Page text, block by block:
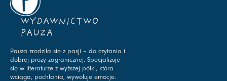
WYDAWNICTWO
PAUZA
Pauza zrodziła się z pasji – do czytania i
dobrej prozy zagranicznej. Specjalizuje
się w literaturze z wyższej półki, która
wciąga, pochłania, wywołuje emocje.